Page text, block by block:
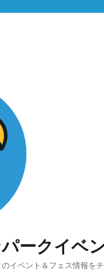
ークイベ
イベント＆フェス情報をチ